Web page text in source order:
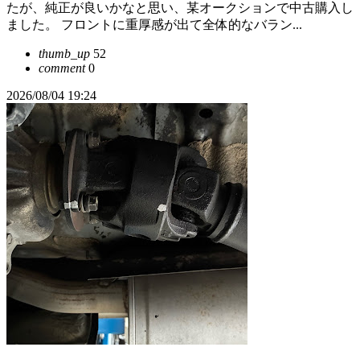
たが、純正が良いかなと思い、某オークションで中古購入し
ました。 フロントに重厚感が出て全体的なバラン...
thumb_up 52
comment0
2026/08/04 19:24